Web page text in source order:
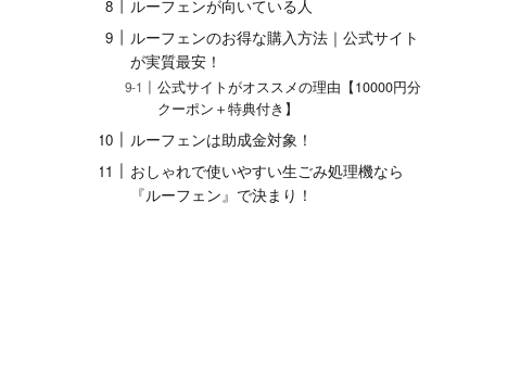
ルーフェンが向いている人
ルーフェンのお得な購入方法｜公式サイト
が実質最安！
公式サイトがオススメの理由【10000円分
クーポン＋特典付き】
ルーフェンは助成金対象！
おしゃれで使いやすい生ごみ処理機なら
『ルーフェン』で決まり！